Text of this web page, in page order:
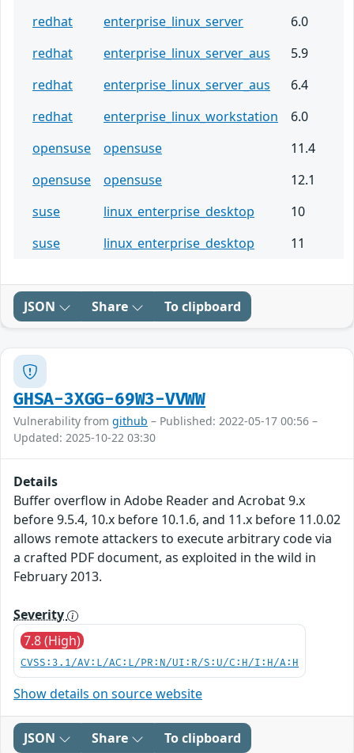
redhat
enterprise_linux_server
6.0
redhat
enterprise_linux_server_aus
5.9
redhat
enterprise_linux_server_aus
6.4
redhat
enterprise_linux_workstation
6.0
opensuse
opensuse
11.4
opensuse
opensuse
12.1
suse
linux_enterprise_desktop
10
suse
linux_enterprise_desktop 11
JSON Share To clipboard
GHSA-3XGG-69W3-VVWW
Vulnerability from github – Published: 2022-05-17 00:56 –
Updated: 2025-10-22 03:30
Details
Buffer overflow in Adobe Reader and Acrobat 9.x
before 9.5.4, 10.x before 10.1.6, and 11.x before 11.0.02
allows remote attackers to execute arbitrary code via
a crafted PDF document, as exploited in the wild in
February 2013.
Severity
7.8 (High)
CVSS:3.1/AV:L/AC:L/PR:N/UI:R/S:U/C:H/I:H/A:H
Show details on source website
JSON Share To clipboard